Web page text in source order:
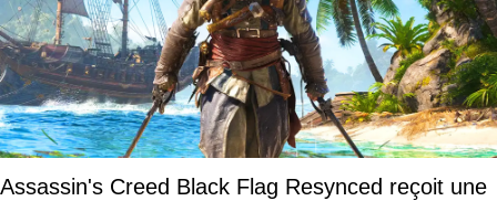
Assassin's Creed Black Flag Resynced reçoit une